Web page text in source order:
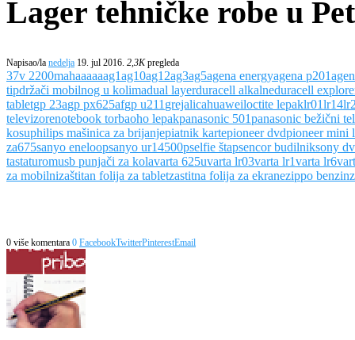
Lager tehničke robe u
Napisao/la nedelja 19. jul 2016. 2,3Kpregleda
37v 2200mahaaaaaag1ag10ag12ag3ag5agena energyagena p201
tipdržači mobilnog u kolimadual layerduracell alkalneduracell
tabletgp 23agp px625afgp u211 grejalicahuaweiloctite lepaklr01lr14
televizorenotebook torbaoho lepakpanasonic 501panasonic bežični
kosuphilips mašinica za brijanjepiatnik kartepioneer dvdpioneer mini
za675sanyo eneloopsanyo ur14500pselfie štapsencor budilniksony
tastaturomusb punjači za kolavarta 625uvarta lr03varta lr1varta lr6
za mobilnizaštitan folija za tabletzastitna folija za ekranezippo benzin
0 više komentara 0 FacebookTwitterPinterestEmail